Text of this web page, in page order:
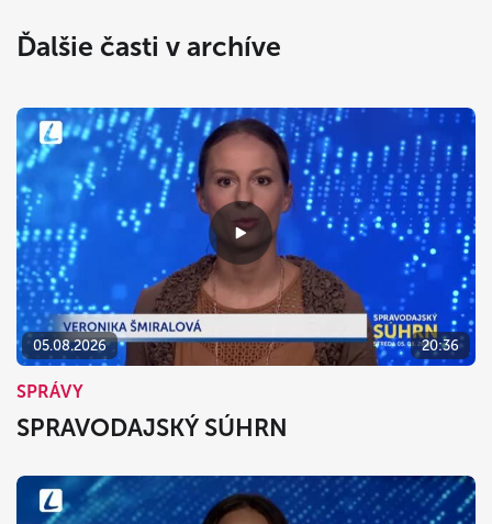
Ďalšie časti v archíve
05.08.2026 20:36
SPRÁVY
SPRAVODAJSKÝ SÚHRN